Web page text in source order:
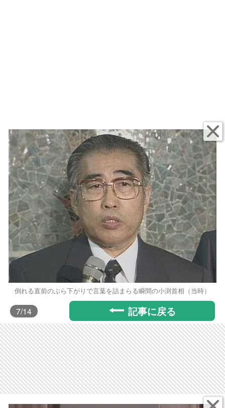
倒れる直前のぶら下がりで言葉を詰まらる瞬間の小渕首相（当時）
7/14 記事に戻る